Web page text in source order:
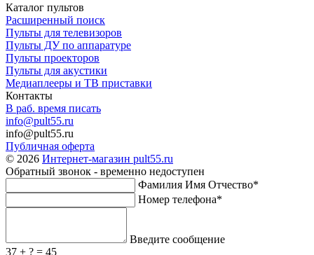
Каталог пультов
Расширенный поиск
Пульты для телевизоров
Пульты ДУ по аппаратуре
Пульты проекторов
Пульты для акустики
Медиаплееры и ТВ приставки
Контакты
В раб. время писать
info@pult55.ru
info@pult55.ru
Публичная оферта
© 2026 Интернет-магазин pult55.ru
Обратный звонок - временно недоступен
Фамилия Имя Отчество*
Номер телефона*
Введите сообщение
37 + ? = 45